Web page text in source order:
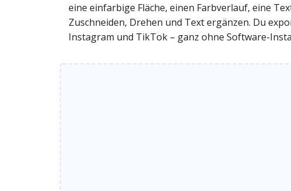
eine einfarbige Fläche, einen Farbverlauf, eine
Zuschneiden, Drehen und Text ergänzen. Du
Instagram und TikTok – ganz ohne Software-